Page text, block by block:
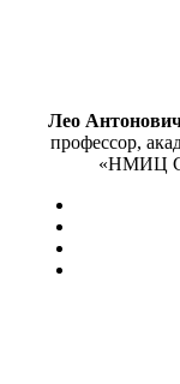
Лео
профессор,
«НМИЦ